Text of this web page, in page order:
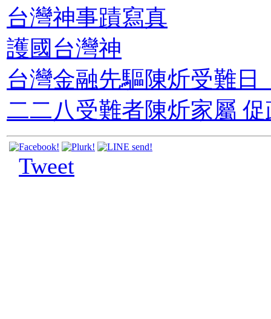
台灣神事蹟寫真
護國台灣神
台灣金融先驅陳炘受難
二二八受難者陳炘家屬
Tweet